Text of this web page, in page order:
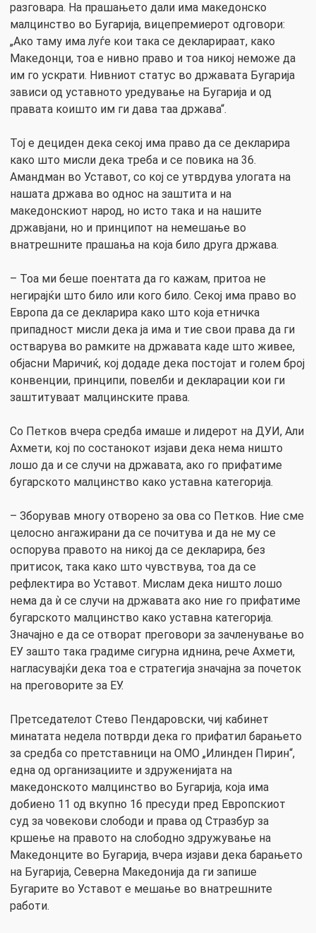
разговара. На прашањето дали има македонско
малцинство во Бугарија, вицепремиерот одговори:
„Ако таму има луѓе кои така се декларираат, како
Македонци, тоа е нивно право и тоа никој неможе да
им го ускрати. Нивниот статус во државата Бугарија
зависи од уставното уредување на Бугарија и од
правата коишто им ги дава таа држава“.
Тој е дециден дека секој има право да се декларира
како што мисли дека треба и се повика на 36.
Амандман во Уставот, со кој се утврдува улогата на
нашата држава во однос на заштита и на
македонскиот народ, но исто така и на нашите
државјани, но и принципот на немешање во
внатрешните прашања на која било друга држава.
– Тоа ми беше поентата да го кажам, притоа не
негирајќи што било или кого било. Секој има право во
Европа да се декларира како што која етничка
припадност мисли дека ја има и тие свои права да ги
остварува во рамките на државата каде што живее,
објасни Маричиќ, кој додаде дека постојат и голем број
конвенции, принципи, повелби и декларации кои ги
заштитуваат малцинските права.
Со Петков вчера средба имаше и лидерот на ДУИ, Али
Ахмети, кој по состанокот изјави дека нема ништо
лошо да и се случи на државата, ако го прифатиме
бугарското малцинство како уставна категорија.
– Зборував многу отворено за ова со Петков. Ние сме
целосно ангажирани да се почитува и да не му се
оспорува правото на никој да се декларира, без
притисок, така како што чувствува, тоа да се
рефлектира во Уставот. Мислам дека ништо лошо
нема да ѝ се случи на државата ако ние го прифатиме
бугарското малцинство како уставна категорија.
Значајно е да се отворат преговори за зачленување во
ЕУ зашто така градиме сигурна иднина, рече Ахмети,
нагласувајќи дека тоа е стратегија значајна за почеток
на преговорите за ЕУ.
Претседателот Стево Пендаровски, чиј кабинет
минатата недела потврди дека го прифатил барањето
за средба со претставници на ОМО „Илинден Пирин“,
една од организациите и здруженијата на
македонското малцинство во Бугарија, која има
добиено 11 од вкупно 16 пресуди пред Европскиот
суд за човекови слободи и права од Стразбур за
кршење на правото на слободно здружување на
Македонците во Бугарија, вчера изјави дека барањето
на Бугарија, Северна Македонија да ги запише
Бугарите во Уставот е мешање во внатрешните
работи.